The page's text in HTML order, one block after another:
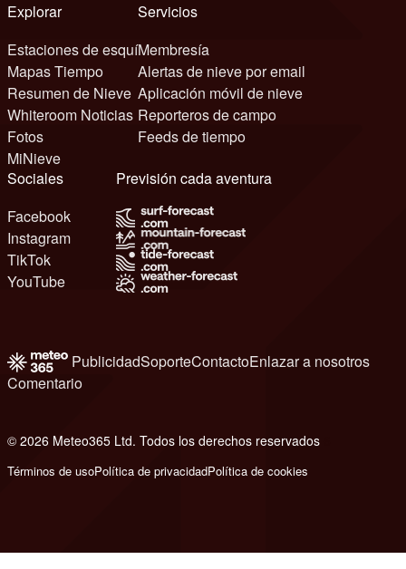
Explorar
Estaciones de esquí
Mapas Tiempo
Resumen de Nieve
Whiteroom Noticias
Fotos
MiNieve
Servicios
Membresía
Alertas de nieve por email
Aplicación móvil de nieve
Reporteros de campo
Feeds de tiempo
Sociales
Facebook
Instagram
TikTok
YouTube
Previsión cada aventura
PublicidadSoporteContactoEnlazar a nosotros
Comentario
© 2026 Meteo365 Ltd. Todos los derechos reservados
Términos de usoPolítica de privacidadPolítica de cookies